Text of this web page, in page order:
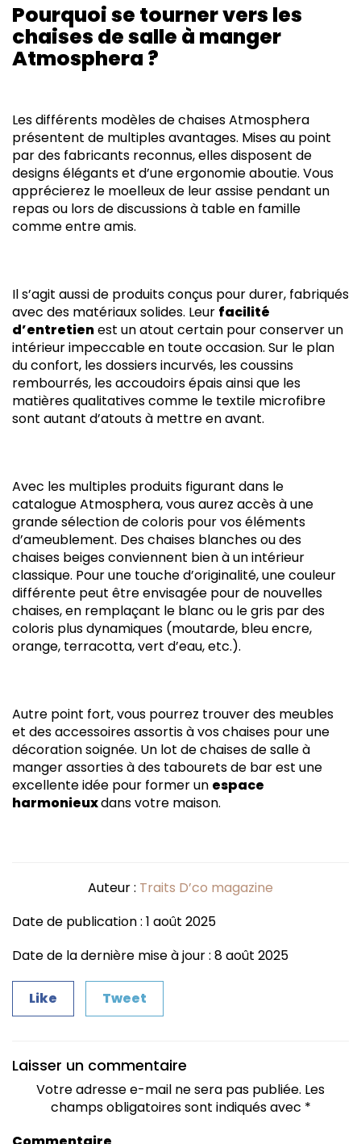
Pourquoi se tourner vers les
chaises de salle à manger
Atmosphera ?
Les différents modèles de chaises Atmosphera
présentent de multiples avantages. Mises au point
par des fabricants reconnus, elles disposent de
designs élégants et d’une ergonomie aboutie. Vous
apprécierez le moelleux de leur assise pendant un
repas ou lors de discussions à table en famille
comme entre amis.
Il s’agit aussi de produits conçus pour durer, fabriqués
avec des matériaux solides. Leur facilité
d’entretienest un atout certain pour conserver un
intérieur impeccable en toute occasion. Sur le plan
du confort, les dossiers incurvés, les coussins
rembourrés, les accoudoirs épais ainsi que les
matières qualitatives comme le textile microfibre
sont autant d’atouts à mettre en avant.
Avec les multiples produits figurant dans le
catalogue Atmosphera, vous aurez accès à une
grande sélection de coloris pour vos éléments
d’ameublement. Des chaises blanches ou des
chaises beiges conviennent bien à un intérieur
classique. Pour une touche d’originalité, une couleur
différente peut être envisagée pour de nouvelles
chaises, en remplaçant le blanc ou le gris par des
coloris plus dynamiques (moutarde, bleu encre,
orange, terracotta, vert d’eau, etc.).
Autre point fort, vous pourrez trouver des meubles
et des accessoires assortis à vos chaises pour une
décoration soignée. Un lot de chaises de salle à
manger assorties à des tabourets de bar est une
excellente idée pour former un espace
harmonieuxdans votre maison.
Auteur : Traits D’co magazine
Date de publication : 1 août 2025
Date de la dernière mise à jour : 8 août 2025
Like Tweet
Laisser un commentaire
Votre adresse e-mail ne sera pas publiée. Les
champs obligatoires sont indiqués avec *